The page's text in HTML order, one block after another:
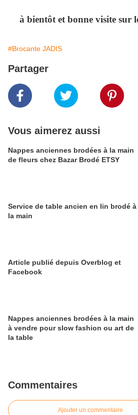
à bientôt et bonne visite sur
#Brocante JADIS
Partager
Vous aimerez aussi
Nappes anciennes brodées à la main
de fleurs chez Bazar Brodé ETSY
Service de table ancien en lin brodé à
la main
Article publié depuis Overblog et
Facebook
Nappes anciennes brodées à la main
à vendre pour slow fashion ou art de
la table
Commentaires
Ajouter un commentaire